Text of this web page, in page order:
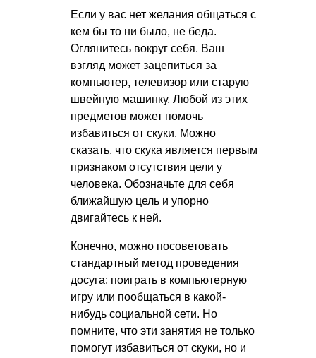
Если у вас нет желания общаться с
кем бы то ни было, не беда.
Оглянитесь вокруг себя. Ваш
взгляд может зацепиться за
компьютер, телевизор или старую
швейную машинку. Любой из этих
предметов может помочь
избавиться от скуки. Можно
сказать, что скука является первым
признаком отсутствия цели у
человека. Обозначьте для себя
ближайшую цель и упорно
двигайтесь к ней.
Конечно, можно посоветовать
стандартный метод проведения
досуга: поиграть в компьютерную
игру или пообщаться в какой-
нибудь социальной сети. Но
помните, что эти занятия не только
помогут избавиться от скуки, но и